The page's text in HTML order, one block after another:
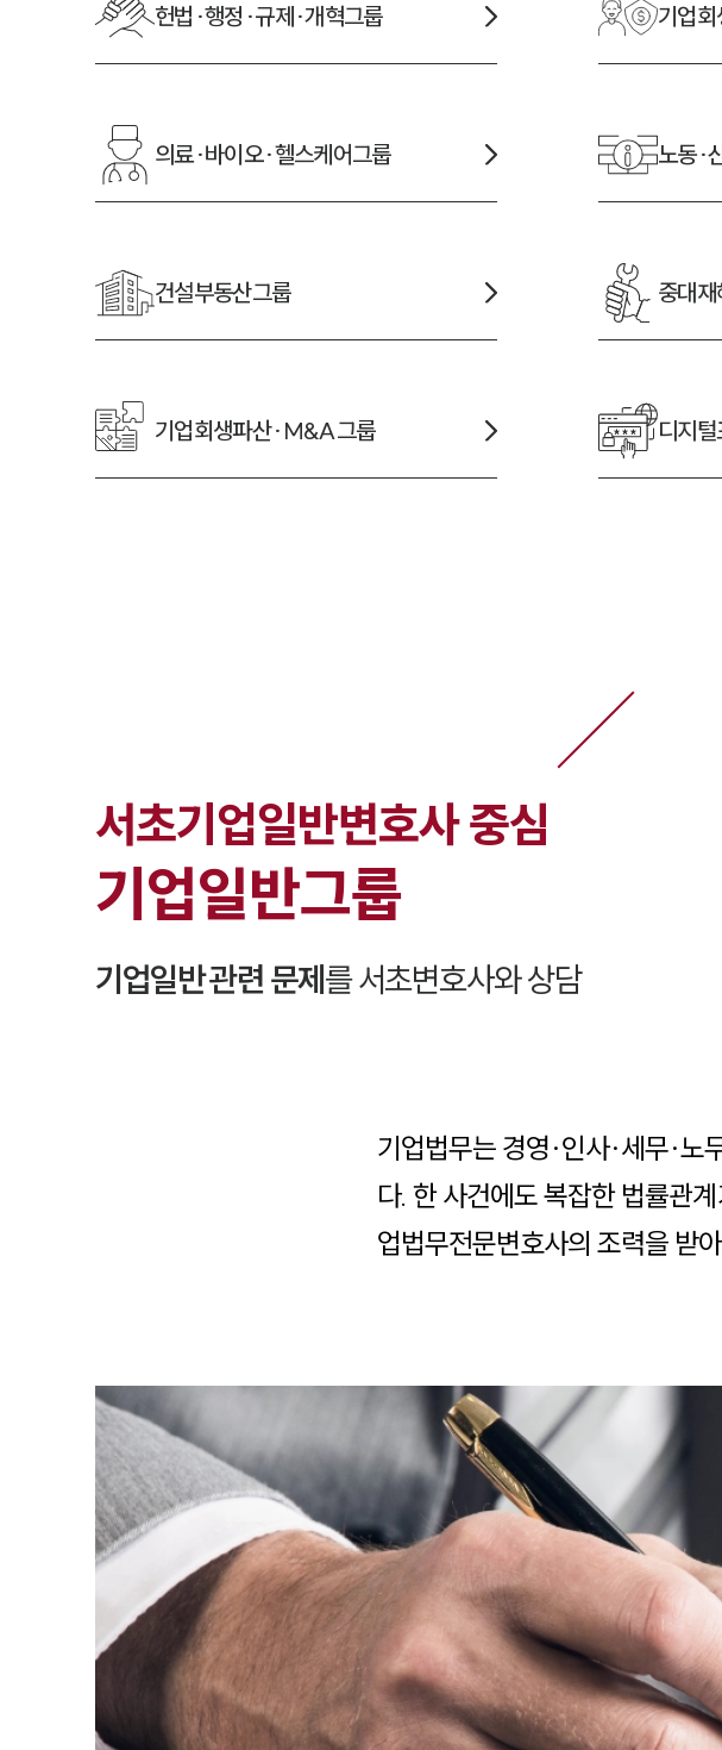
헌법·행정·규제·개혁그룹 기업
의료·바이오·헬스케어그룹 노동·
건설부동산그룹 중대재
기업회생파산·M&A그룹 디지
서초기업일반변호사 중심
기업일반그룹
기업일반관련 문제 를서초변호사와 상담
기업법무는 경영·인사·세무·노
다. 한 사건에도 복잡한 법률관
업법무전문변호사의 조력을 받